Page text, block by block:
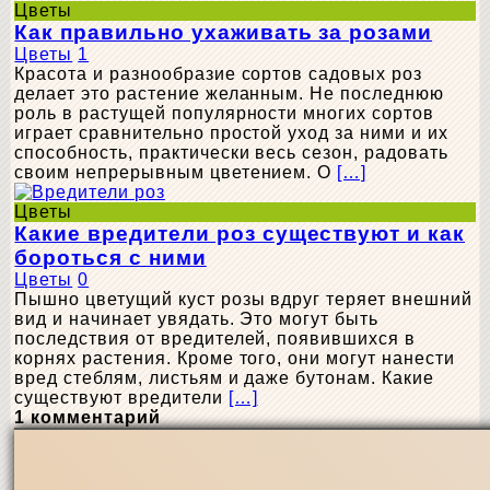
Цветы
Как правильно ухаживать за розами
Цветы 1
Красота и разнообразие сортов садовых роз
делает это растение желанным. Не последнюю
роль в растущей популярности многих сортов
играет сравнительно простой уход за ними и их
способность, практически весь сезон, радовать
своим непрерывным цветением. О […]
Цветы
Какие вредители роз существуют и как
бороться с ними
Цветы 0
Пышно цветущий куст розы вдруг теряет внешний
вид и начинает увядать. Это могут быть
последствия от вредителей, появившихся в
корнях растения. Кроме того, они могут нанести
вред стеблям, листьям и даже бутонам. Какие
существуют вредители […]
1 комментарий